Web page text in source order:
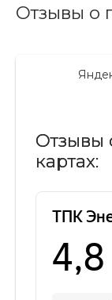
Отзывы о
Отзывы
картах: